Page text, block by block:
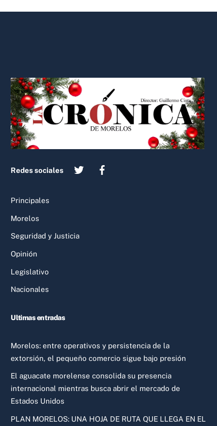
To
Top
Redes sociales
Principales
Morelos
Seguridad y Justicia
Opinión
Legislativo
Nacionales
Ultimas entradas
Morelos: entre operativos y persistencia de la
extorsión, el pequeño comercio sigue bajo presión
El aguacate morelense consolida su presencia
internacional mientras busca abrir el mercado de
Estados Unidos
PLAN MORELOS: UNA HOJA DE RUTA QUE LLEGA EN EL